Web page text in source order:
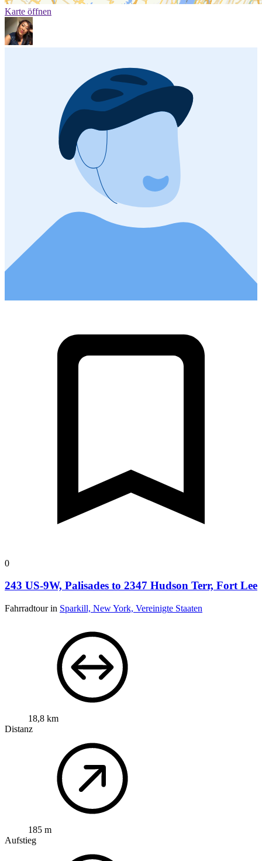
Karte öffnen
0
243 US-9W, Palisades to 2347 Hudson Terr, Fort Lee
Fahrradtour in Sparkill, New York, Vereinigte Staaten
18,8 km
Distanz
185 m
Aufstieg